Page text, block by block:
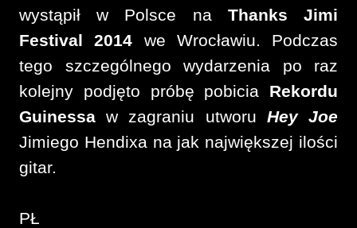
wystąpił w Polsce na Thanks Jimi
Festival 2014 we Wrocławiu. Podczas
tego szczególnego wydarzenia po raz
kolejny podjęto próbę pobicia Rekordu
Guinessa w zagraniu utworu Hey Joe
Jimiego Hendixa na jak największej ilości
gitar.
PŁ